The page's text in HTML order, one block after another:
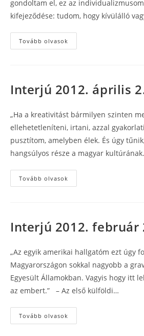
gondoltam el, ez az
kifejeződése: tudom, hogy kívülálló
Tovább olvasok
2012.
Interjú 2012. április
„Ha a kreativitást bármilyen szinten
ellehetetleníteni, irtani, azzal
pusztítom, amelyben élek. És úgy
hangsúlyos része a magyar
Tovább olvasok
2012.
Interjú 2012. február
„Az egyik amerikai hallgatóm ezt úgy
Magyarországon sokkal nagyobb a
Egyesült Államokban. Vagyis hogy itt
az embert.” – Az első külföldi…
Tovább olvasok
2012.